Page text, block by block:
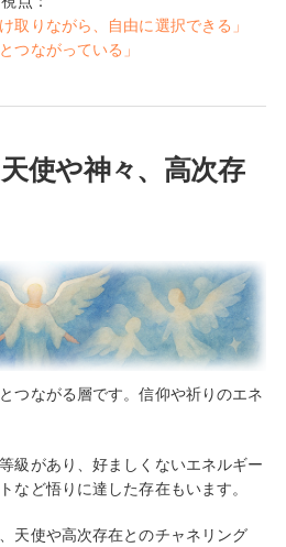
取りながら、自由に選択できる」
つながっている」
使や神々、高次存
つながる層です。信仰や祈りのエネ
級があり、好ましくないエネルギー
など悟りに達した存在もいます。
天使や高次存在とのチャネリング